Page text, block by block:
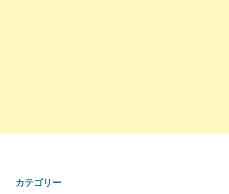
カテゴリー